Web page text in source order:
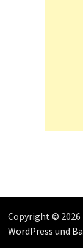
Copyright © 2026
WordPress und